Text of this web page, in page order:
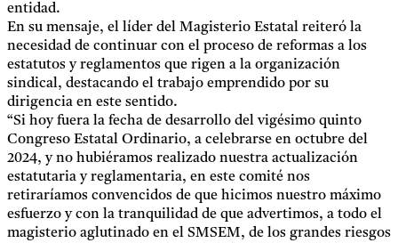
entidad.
En su mensaje, el líder del Magisterio Estatal reiteró la
necesidad de continuar con el proceso de reformas a los
estatutos y reglamentos que rigen a la organización
sindical, destacando el trabajo emprendido por su
dirigencia en este sentido.
“Si hoy fuera la fecha de desarrollo del vigésimo quinto
Congreso Estatal Ordinario, a celebrarse en octubre del
2024, y no hubiéramos realizado nuestra actualización
estatutaria y reglamentaria, en este comité nos
retiraríamos convencidos de que hicimos nuestro máximo
esfuerzo y con la tranquilidad de que advertimos, a todo el
magisterio aglutinado en el SMSEM, de los grandes riesgos